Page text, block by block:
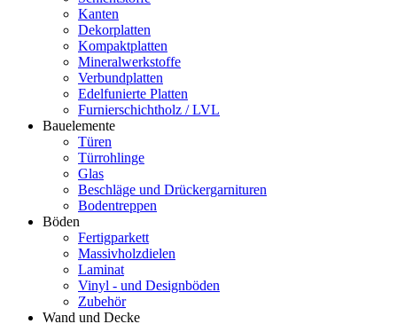
Kanten
Dekorplatten
Kompaktplatten
Mineralwerkstoffe
Verbundplatten
Edelfunierte Platten
Furnierschichtholz / LVL
Bauelemente
Türen
Türrohlinge
Glas
Beschläge und Drückergarnituren
Bodentreppen
Böden
Fertigparkett
Massivholzdielen
Laminat
Vinyl - und Designböden
Zubehör
Wand und Decke